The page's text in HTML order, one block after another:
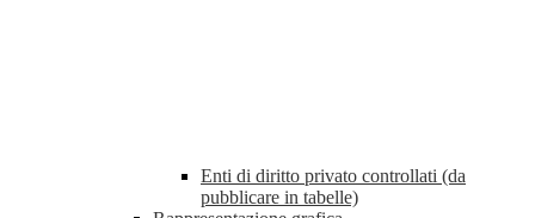
Enti di diritto privato controllati (da
pubblicare in tabelle)